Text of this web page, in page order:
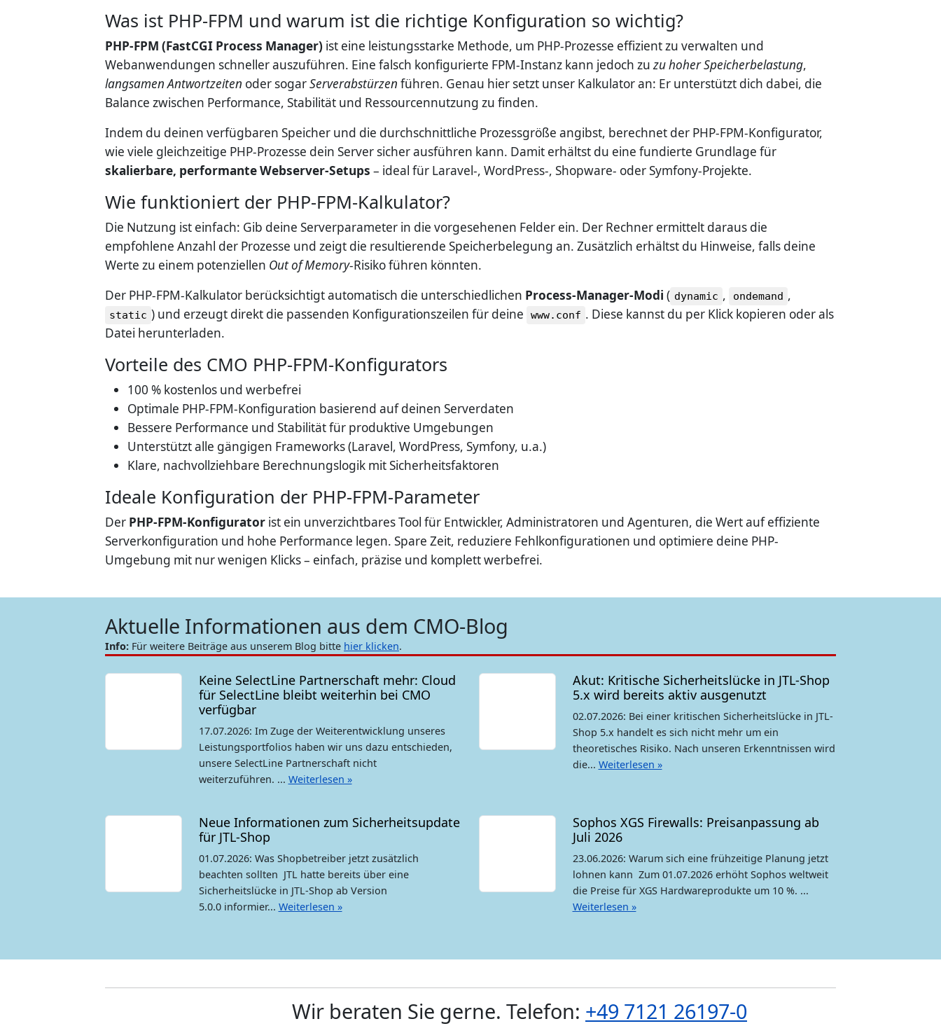
Was ist PHP-FPM und warum ist die richtige Konfiguration so wichtig?
PHP-FPM (FastCGI Process Manager) ist eine leistungsstarke Methode, um PHP-Prozesse effizient zu verwalten und
Webanwendungen schneller auszuführen. Eine falsch konfigurierte FPM-Instanz kann jedoch zuzu hoher Speicherbelastung,
langsamen Antwortzeiten oder sogarServerabstürzen führen. Genau hier setzt unser Kalkulator an: Er unterstützt dich dabei, die
Balance zwischen Performance, Stabilität und Ressourcennutzung zu finden.
Indem du deinen verfügbaren Speicher und die durchschnittliche Prozessgröße angibst, berechnet der PHP-FPM-Konfigurator,
wie viele gleichzeitige PHP-Prozesse dein Server sicher ausführen kann. Damit erhältst du eine fundierte Grundlage für
skalierbare, performante Webserver-Setups – ideal für Laravel-, WordPress-, Shopware- oder Symfony-Projekte.
Wie funktioniert der PHP-FPM-Kalkulator?
Die Nutzung ist einfach: Gib deine Serverparameter in die vorgesehenen Felder ein. Der Rechner ermittelt daraus die
empfohlene Anzahl der Prozesse und zeigt die resultierende Speicherbelegung an. Zusätzlich erhältst du Hinweise, falls deine
Werte zu einem potenziellen Out of Memory-Risiko führen könnten.
Der PHP-FPM-Kalkulator berücksichtigt automatisch die unterschiedlichen Process-Manager-Modi ( dynamic , ondemand ,
static ) und erzeugt direkt die passenden Konfigurationszeilen für deine www.conf . Diese kannst du per Klick kopieren oder als
Datei herunterladen.
Vorteile des CMO PHP-FPM-Konfigurators
100 % kostenlos und werbefrei
Optimale PHP-FPM-Konfiguration basierend auf deinen Serverdaten
Bessere Performance und Stabilität für produktive Umgebungen
Unterstützt alle gängigen Frameworks (Laravel, WordPress, Symfony, u.a.)
Klare, nachvollziehbare Berechnungslogik mit Sicherheitsfaktoren
Ideale Konfiguration der PHP-FPM-Parameter
Der PHP-FPM-Konfigurator ist ein unverzichtbares Tool für Entwickler, Administratoren und Agenturen, die Wert auf effiziente
Serverkonfiguration und hohe Performance legen. Spare Zeit, reduziere Fehlkonfigurationen und optimiere deine PHP-
Umgebung mit nur wenigen Klicks – einfach, präzise und komplett werbefrei.
Aktuelle Informationen aus dem CMO-Blog
Info: Für weitere Beiträge aus unserem Blog bitte hier klicken.
Keine SelectLine Partnerschaft mehr: Cloud
für SelectLine bleibt weiterhin bei CMO
verfügbar
17.07.2026: Im Zuge der Weiterentwicklung unseres
Leistungsportfolios haben wir uns dazu entschieden,
unsere SelectLine Partnerschaft nicht
weiterzuführen. ... Weiterlesen »
Akut: Kritische Sicherheitslücke in JTL-Shop
5.x wird bereits aktiv ausgenutzt
02.07.2026: Bei einer kritischen Sicherheitslücke in JTL-
Shop 5.x handelt es sich nicht mehr um ein
theoretisches Risiko. Nach unseren Erkenntnissen wird
die... Weiterlesen »
Neue Informationen zum Sicherheitsupdate
für JTL-Shop
01.07.2026: Was Shopbetreiber jetzt zusätzlich
beachten sollten JTL hatte bereits über eine
Sicherheitslücke in JTL-Shop ab Version
5.0.0 informier... Weiterlesen »
Sophos XGS Firewalls: Preisanpassung ab
Juli 2026
23.06.2026: Warum sich eine frühzeitige Planung jetzt
lohnen kann Zum 01.07.2026 erhöht Sophos weltweit
die Preise für XGS Hardwareprodukte um 10 %. ...
Weiterlesen »
Wir beraten Sie gerne. Telefon: +49 7121 26197-0